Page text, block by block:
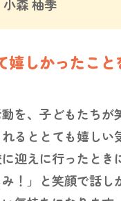
小森 柚季
嬉しかったこと
を、子どもたちが
るととても嬉しい
迎えに行ったとき
！」と笑顔で話し